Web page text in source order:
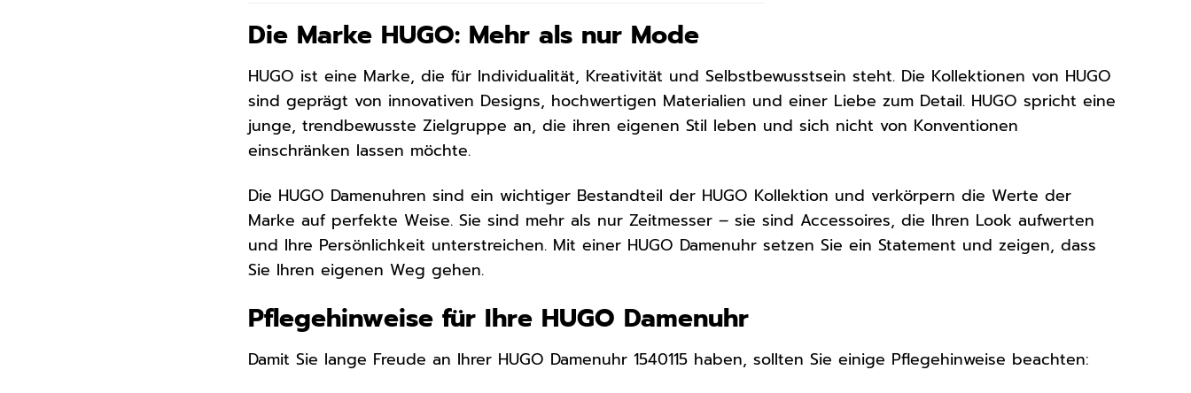
Die Marke HUGO: Mehr als nur Mode
HUGO ist eine Marke, die für Individualität, Kreativität und Selbstbewusstsein steht. Die Kollektionen von HUGO
sind geprägt von innovativen Designs, hochwertigen Materialien und einer Liebe zum Detail. HUGO spricht eine
junge, trendbewusste Zielgruppe an, die ihren eigenen Stil leben und sich nicht von Konventionen
einschränken lassen möchte.
Die HUGO Damenuhren sind ein wichtiger Bestandteil der HUGO Kollektion und verkörpern die Werte der
Marke auf perfekte Weise. Sie sind mehr als nur Zeitmesser – sie sind Accessoires, die Ihren Look aufwerten
und Ihre Persönlichkeit unterstreichen. Mit einer HUGO Damenuhr setzen Sie ein Statement und zeigen, dass
Sie Ihren eigenen Weg gehen.
Pflegehinweise für Ihre HUGO Damenuhr
Damit Sie lange Freude an Ihrer HUGO Damenuhr 1540115 haben, sollten Sie einige Pflegehinweise beachten: